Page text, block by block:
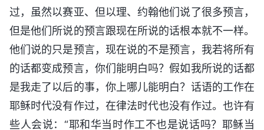
过，虽然以赛亚、但以理、约翰他们说了很多预言，
但是他们所说的预言跟现在所说的话根本就不一样。
他们说的只是预言，现在说的不是预言，我若将所有
的话都变成预言，你们能明白吗？假如我所说的话都
是我走了以后的事，你上哪儿能明白？话语的工作在
耶稣时代没有作过，在律法时代也没有作过。也许有
些人会说：“耶和华当时作工不也是说话吗？耶稣当